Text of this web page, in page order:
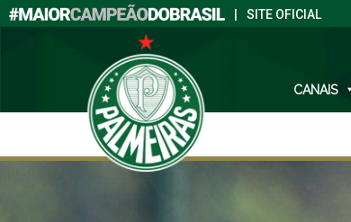
SITE OFICIAL
CANAIS